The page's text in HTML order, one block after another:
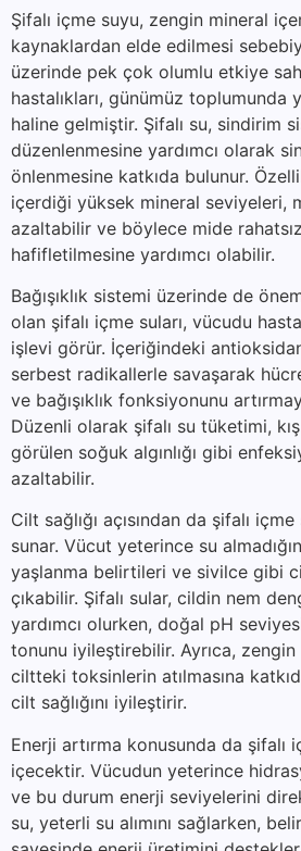
Şifalı içme suyu, zengin mineral
kaynaklardan elde edilmesi
üzerinde pek çok olumlu etkiye
hastalıkları, günümüz toplumunda
haline gelmiştir. Şifalı su, sindirim
düzenlenmesine yardımcı olarak
önlenmesine katkıda bulunur.
içerdiği yüksek mineral seviyeleri,
azaltabilir ve böylece mide
hafifletilmesine yardımcı olabilir.
Bağışıklık sistemi üzerinde de
olan şifalı içme suları, vücudu
işlevi görür. İçeriğindeki
serbest radikallerle savaşarak
ve bağışıklık fonksiyonunu
Düzenli olarak şifalı su tüketimi,
görülen soğuk algınlığı gibi
azaltabilir.
Cilt sağlığı açısından da şifalı
sunar. Vücut yeterince su
yaşlanma belirtileri ve sivilce gibi
çıkabilir. Şifalı sular, cildin nem
yardımcı olurken, doğal pH
tonunu iyileştirebilir. Ayrıca,
ciltteki toksinlerin atılmasına
cilt sağlığını iyileştirir.
Enerji artırma konusunda da şifalı
içecektir. Vücudun yeterince
ve bu durum enerji seviyelerini
su, yeterli su alımını sağlarken,